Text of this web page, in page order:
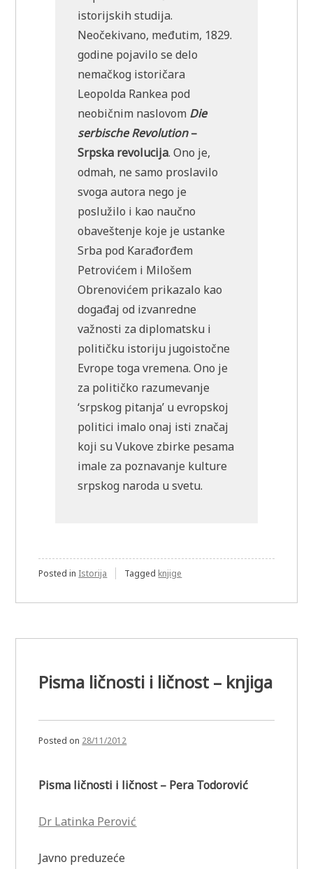
istorijskih studija.
Neočekivano, međutim, 1829.
godine pojavilo se delo
nemačkog istoričara
Leopolda Rankea pod
neobičnim naslovom Die
serbische Revolution–
Srpska revolucija. Ono je,
odmah, ne samo proslavilo
svoga autora nego je
poslužilo i kao naučno
obaveštenje koje je ustanke
Srba pod Karađorđem
Petrovićem i Milošem
Obrenovićem prikazalo kao
događaj od izvanredne
važnosti za diplomatsku i
političku istoriju jugoistočne
Evrope toga vremena. Ono je
za političko razumevanje
‘srpskog pitanja’ u evropskoj
politici imalo onaj isti značaj
koji su Vukove zbirke pesama
imale za poznavanje kulture
srpskog naroda u svetu.
Posted in Istorija Tagged knjige
Pisma ličnosti i ličnost – knjiga
Posted on 28/11/2012
Pisma ličnosti i ličnost – Pera Todorović
Dr Latinka Perović
Javno preduzeće